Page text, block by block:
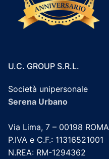
U.C. GROUP S.R.L.
Società unipersonale
Serena Urbano
Via Lima, 7 – 00198 ROMA
P.IVA e C.F.: 11316521001
N.REA: RM-1294362